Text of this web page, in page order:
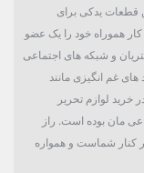
قطعات یدکی برای
هموراه خود را یک عضو
و شبکه های اجتماعی
های غم انگیزی مانند
خرید لوازم تحریر
مان بوده است. راز
کنار شماست و همواره